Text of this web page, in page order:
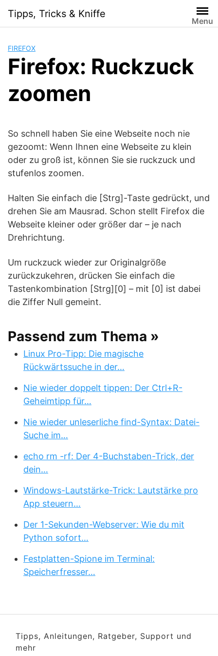
content
Tipps, Tricks & Kniffe
Menu
FIREFOX
Firefox: Ruckzuck
zoomen
So schnell haben Sie eine Webseite noch nie
gezoomt: Wenn Ihnen eine Webseite zu klein
oder zu groß ist, können Sie sie ruckzuck und
stufenlos zoomen.
Halten Sie einfach die [Strg]-Taste gedrückt, und
drehen Sie am Mausrad. Schon stellt Firefox die
Webseite kleiner oder größer dar – je nach
Drehrichtung.
Um ruckzuck wieder zur Originalgröße
zurückzukehren, drücken Sie einfach die
Tastenkombination [Strg][0] – mit [0] ist dabei
die Ziffer Null gemeint.
Passend zum Thema »
Linux Pro-Tipp: Die magische
Rückwärtssuche in der…
Nie wieder doppelt tippen: Der Ctrl+R-
Geheimtipp für…
Nie wieder unleserliche find-Syntax: Datei-
Suche im…
echo rm -rf: Der 4-Buchstaben-Trick, der
dein…
Windows-Lautstärke-Trick: Lautstärke pro
App steuern…
Der 1-Sekunden-Webserver: Wie du mit
Python sofort…
Festplatten-Spione im Terminal:
Speicherfresser…
Tipps, Anleitungen, Ratgeber, Support und
mehr